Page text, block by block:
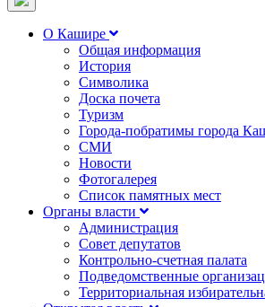
О Кашире
Общая информация
История
Символика
Доска почета
Туризм
Города-побратимы города
СМИ
Новости
Фотогалерея
Список памятных мест
Органы власти
Администрация
Совет депутатов
Контрольно-счетная палата
Подведомственные
Территориальная